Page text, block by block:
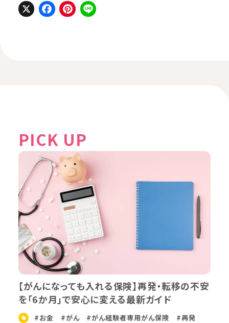
X Facebook
Pinterest
PICK UP
【がんになっても入れる保険】再発・転移の不安
を「6か月」で安心に変える最新ガイド
#お金 #がん #がん経験者専用がん保険
#再発